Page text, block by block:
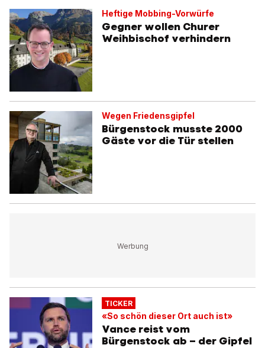
Heftige Mobbing-Vorwürfe
Gegner wollen Churer
Weihbischof verhindern
Wegen Friedensgipfel
Bürgenstock musste 2000
Gäste vor die Tür stellen
TICKER
«So schön dieser Ort auch ist»
Vance reist vom
Bürgenstock ab – der Gipfel